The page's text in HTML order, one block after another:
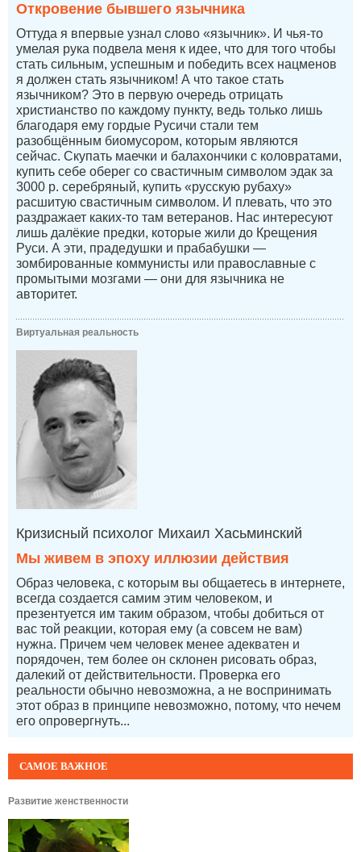
САМОЕ ВАЖНОЕ
Развитие женственности
Откровение бывшего язычника
Оттуда я впервые узнал слово «язычник». И чья-то
умелая рука подвела меня к идее, что для того чтобы
стать сильным, успешным и победить всех нацменов
я должен стать язычником! А что такое стать
язычником? Это в первую очередь отрицать
христианство по каждому пункту, ведь только лишь
благодаря ему гордые Русичи стали тем
разобщённым биомусором, которым являются
сейчас. Скупать маечки и балахончики с коловратами,
купить себе оберег со свастичным символом эдак за
3000 р. серебряный, купить «русскую рубаху»
расшитую свастичным символом. И плевать, что это
раздражает каких-то там ветеранов. Нас интересуют
лишь далёкие предки, которые жили до Крещения
Руси. А эти, прадедушки и прабабушки —
зомбированные коммунисты или православные с
промытыми мозгами — они для язычника не
авторитет.
Виртуальная реальность
Кризисный психолог Михаил Хасьминский
Мы живем в эпоху иллюзии действия
Образ человека, с которым вы общаетесь в интернете,
всегда создается самим этим человеком, и
презентуется им таким образом, чтобы добиться от
вас той реакции, которая ему (а совсем не вам)
нужна. Причем чем человек менее адекватен и
порядочен, тем более он склонен рисовать образ,
далекий от действительности. Проверка его
реальности обычно невозможна, а не воспринимать
этот образ в принципе невозможно, потому, что нечем
его опровергнуть...